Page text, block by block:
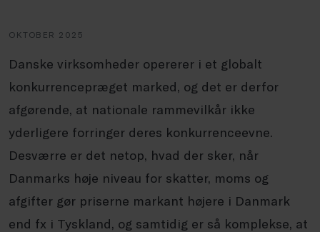
OKTOBER 2025
Danske virksomheder opererer i et globalt
konkurrencepræget marked, og det er derfor
afgørende, at nationale rammevilkår ikke
yderligere forringer deres konkurrenceevne.
Desværre er det netop, hvad der sker, når
Danmarks høje niveau for skatter, moms og
afgifter gør priserne markant højere i Danmark
end fx i Tyskland, og samtidig er så komplekse, at